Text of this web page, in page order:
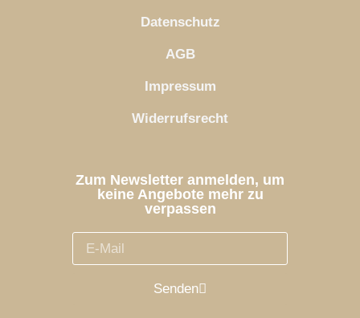
Datenschutz
AGB
Impressum
Widerrufsrecht
Zum Newsletter anmelden, um
keine Angebote mehr zu
verpassen
Senden